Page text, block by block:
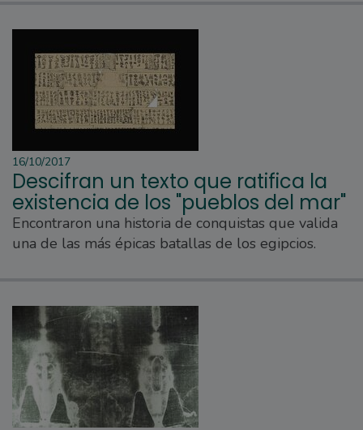
16/10/2017
Descifran un texto que ratifica la
existencia de los "pueblos del mar"
Encontraron una historia de conquistas que valida
una de las más épicas batallas de los egipcios.